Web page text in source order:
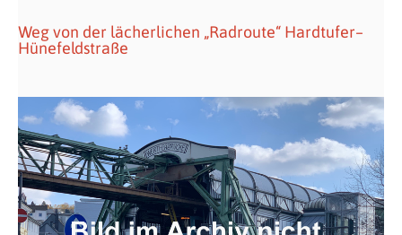
Weg von der lächerlichen „Radroute“ Hardtufer–
Hünefeldstraße